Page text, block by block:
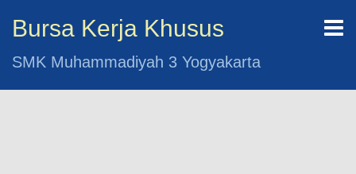
Bursa Kerja Khusus
SMK Muhammadiyah 3 Yogyakarta